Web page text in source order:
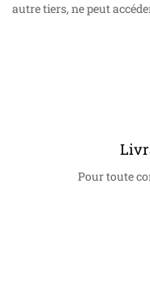
autre tiers, ne peut
Pour toute